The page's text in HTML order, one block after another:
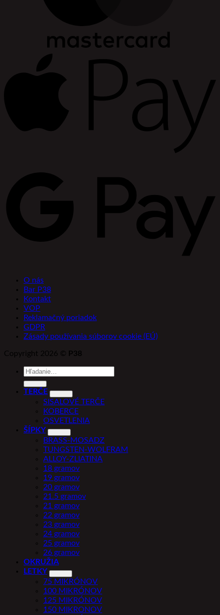
O nás
Bar P38
Kontakt
VOP
Reklamačný poriadok
GDPR
Zásady používania súborov cookie (EÚ)
Copyright 2026 © P38
Hľadať:
TERČE
SISALOVÉ TERČE
KOBERCE
OSVETLENIA
ŠÍPKY
BRASS-MOSADZ
TUNGSTEN-WOLFRAM
ALLOY-ZLIATINA
18 gramov
19 gramov
20 gramov
21.5 gramov
21 gramov
22 gramov
23 gramov
24 gramov
25 gramov
26 gramov
OKRUŽIA
LETKY
75 MIKRÓNOV
100 MIKRÓNOV
125 MIKRÓNOV
150 MIKRONOV